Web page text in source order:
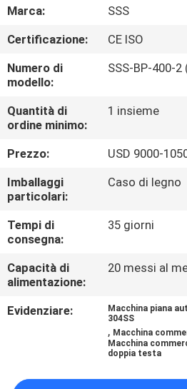
SU
DI
NOI
VISITA
ALLA
FABBRICA
CONTROLLO
DELLA
QUALITÀ
CHIEDI UN
PREVENTIVO
Marca:
SSS
Certificazione:
CE ISO
Numero di
modello:
SSS-BP-400-
Quantità di
ordine minimo:
1 insieme
Prezzo:
USD 9000-
Imballaggi
particolari:
Caso di legno
Tempi di
consegna:
35 giorni
Capacità di
alimentazione:
20 messi al
Evidenziare:
Macchina piana
304SS
, Macchina
Macchina
doppia testa